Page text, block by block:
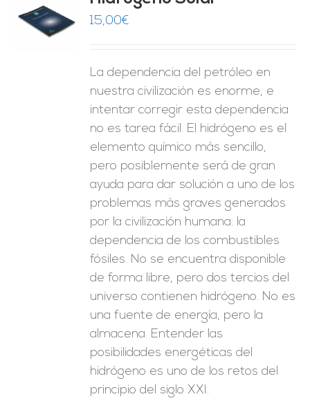
15,00€
La dependencia del petróleo en
nuestra civilización es enorme, e
intentar corregir esta dependencia
no es tarea fácil. El hidrógeno es el
elemento químico más sencillo,
pero posiblemente será de gran
ayuda para dar solución a uno de los
problemas más graves generados
por la civilización humana: la
dependencia de los combustibles
fósiles. No se encuentra disponible
de forma libre, pero dos tercios del
universo contienen hidrógeno. No es
una fuente de energía, pero la
almacena. Entender las
posibilidades energéticas del
hidrógeno es uno de los retos del
principio del siglo XXI.